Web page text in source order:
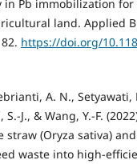
in Pb immobilization
land. Applied
https://doi.org/
A. N., Setyawati,
S.-J., & Wang, Y.-F.
(Oryza sativa)
waste into high-